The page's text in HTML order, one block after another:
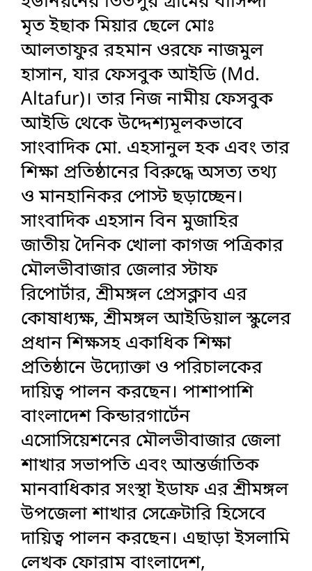
মৃত ইছাক মিয়ার ছেলে মোঃ
আলতাফুর রহমান ওরফে নাজমুল
হাসান, যার ফেসবুক আইডি (Md.
Altafur)। তার নিজ নামীয় ফেসবুক
আইডি থেকে উদ্দেশ্যমূলকভাবে
সাংবাদিক মো. এহসানুল হক এবং তার
শিক্ষা প্রতিষ্ঠানের বিরুদ্ধে অসত্য তথ্য
ও মানহানিকর পোস্ট ছড়াচ্ছেন।
সাংবাদিক এহসান বিন মুজাহির
জাতীয় দৈনিক খোলা কাগজ পত্রিকার
মৌলভীবাজার জেলার স্টাফ
রিপোর্টার, শ্রীমঙ্গল প্রেসক্লাব এর
কোষাধ্যক্ষ, শ্রীমঙ্গল আইডিয়াল স্কুলের
প্রধান শিক্ষসহ একাধিক শিক্ষা
প্রতিষ্ঠানে উদ্যোক্তা ও পরিচালকের
দায়িত্ব পালন করছেন। পাশাপাশি
বাংলাদেশ কিন্ডারগার্টেন
এসোসিয়েশনের মৌলভীবাজার জেলা
শাখার সভাপতি এবং আন্তর্জাতিক
মানবাধিকার সংস্থা ইডাফ এর শ্রীমঙ্গল
উপজেলা শাখার সেক্রেটারি হিসেবে
দায়িত্ব পালন করছেন। এছাড়া ইসলামি
লেখক ফোরাম বাংলাদেশ,